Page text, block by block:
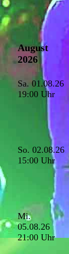
August
2026
Sa. 01.08.26
19:00 Uhr
So. 02.08.26
15:00 Uhr
Mi.
05.08.26
21:00 Uhr